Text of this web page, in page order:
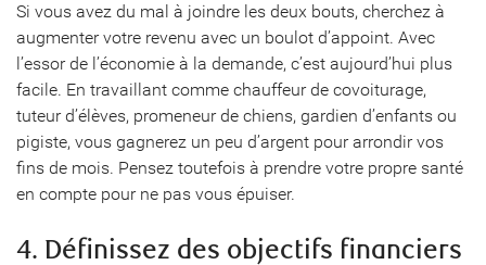
Si vous avez du mal à joindre les deux bouts, cherchez à
augmenter votre revenu avec un boulot d’appoint. Avec
l’essor de l’économie à la demande, c’est aujourd’hui plus
facile. En travaillant comme chauffeur de covoiturage,
tuteur d’élèves, promeneur de chiens, gardien d’enfants ou
pigiste, vous gagnerez un peu d’argent pour arrondir vos
fins de mois. Pensez toutefois à prendre votre propre santé
en compte pour ne pas vous épuiser.
4. Définissez des objectifs financiers